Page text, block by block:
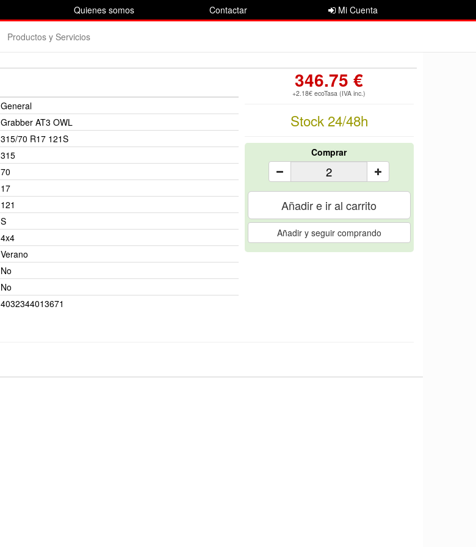
Quienes somos Contactar Mi Cuenta
Productos y Servicios
346.75 €
+2.18€ ecoTasa (IVA inc.)
Stock 24/48h
Comprar
Añadir e ir al carrito
Añadir y seguir comprando
General
Grabber AT3 OWL
315/70 R17 121S
315
70
17
121
S
4x4
Verano
No
No
4032344013671